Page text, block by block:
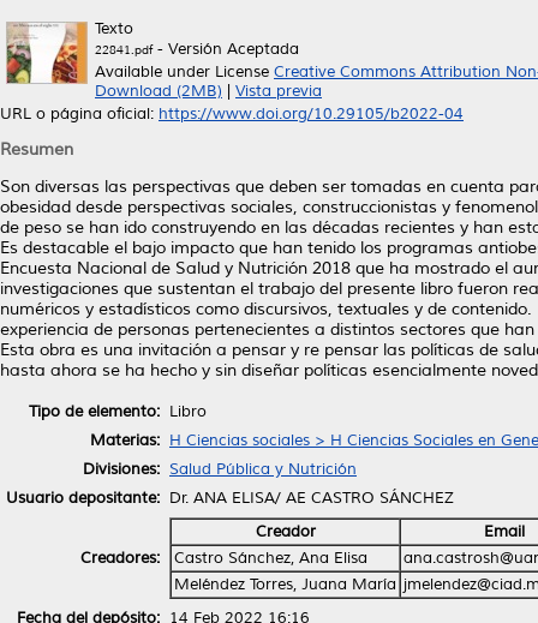
Texto
22841.pdf- Versión Aceptada
Available under License Creative Commons Attribution
Download (2MB)
Vista previa
URL o página oficial: https://www.doi.org/10.29105/b2022-04
Resumen
Son diversas las perspectivas que deben ser tomadas en cuenta
obesidad desde perspectivas sociales, construccionistas y
de peso se han ido construyendo en las décadas recientes y han
Es destacable el bajo impacto que han tenido los programas
Encuesta Nacional de Salud y Nutrición 2018 que ha mostrado el
investigaciones que sustentan el trabajo del presente libro fueron
numéricos y estadísticos como discursivos, textuales y de
experiencia de personas pertenecientes a distintos sectores que
Esta obra es una invitación a pensar y re pensar las políticas de
hasta ahora se ha hecho y sin diseñar políticas esencialmente
Tipo de elemento: Libro
Materias: H Ciencias sociales > H Ciencias Sociales en
Divisiones: Salud Pública y Nutrición
Usuario depositante: Dr. ANA ELISA/ AE CASTRO SÁNCHEZ
Creadores:
Creador
Email
Castro Sánchez, Ana Elisa
Meléndez Torres, Juana María
Fecha del depósito: 14 Feb 2022 16:16